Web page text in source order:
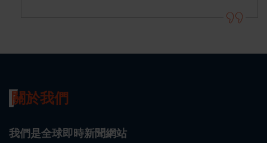
關於我們
我們是全球即時新聞網站